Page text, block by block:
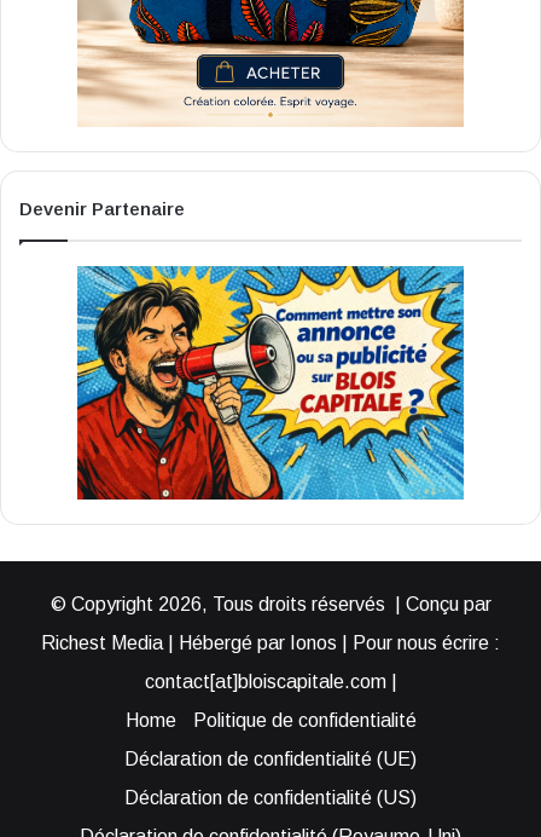
Devenir Partenaire
© Copyright 2026, Tous droits réservés | Conçu par
Richest Media | Hébergé par Ionos | Pour nous écrire :
contact[at]bloiscapitale.com |
Home
Politique de confidentialité
Déclaration de confidentialité (UE)
Déclaration de confidentialité (US)